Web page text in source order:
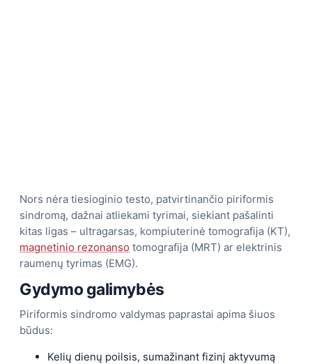
Nors nėra tiesioginio testo, patvirtinančio piriformis
sindromą, dažnai atliekami tyrimai, siekiant pašalinti
kitas ligas – ultragarsas, kompiuterinė tomografija (KT),
magnetinio rezonanso tomografija (MRT) ar elektrinis
raumenų tyrimas (EMG).
Gydymo galimybės
Piriformis sindromo valdymas paprastai apima šiuos
būdus:
Kelių dienų poilsis, sumažinant fizinį aktyvumą